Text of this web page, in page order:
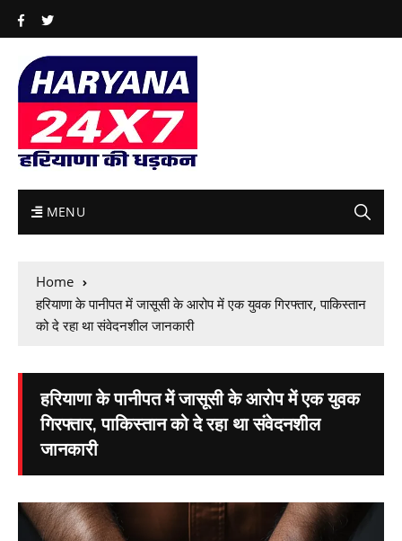
MENU
Home
हरियाणा के पानीपत में जासूसी के आरोप में एक युवक गिरफ्तार, पाकिस्तान
को दे रहा था संवेदनशील जानकारी
हरियाणा के पानीपत में जासूसी के आरोप में एक युवक
गिरफ्तार, पाकिस्तान को दे रहा था संवेदनशील
जानकारी